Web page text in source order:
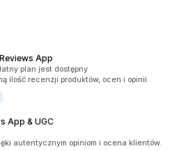
App
43088plan jest dostępny
ilość recenzji produktów, ocen i opinii
App & UGC
2992
autentycznym opiniom i ocena klientów.